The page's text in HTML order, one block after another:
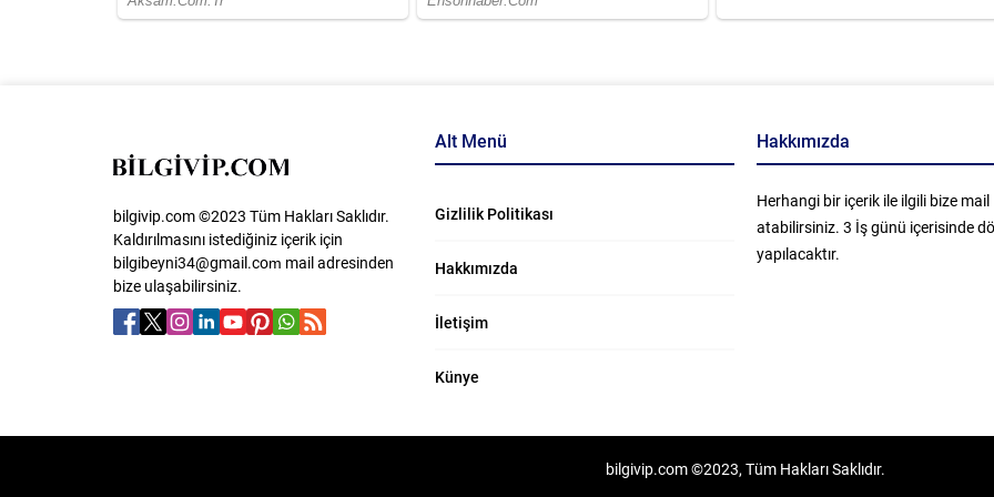
bilgivip.com ©2023 Tüm Hakları Saklıdır.
Kaldırılmasını istediğiniz içerik için
bilgibeyni34@gmail.com ​ mail adresinden
bize ulaşabilirsiniz.
Alt Menü
Gizlilik Politikası
Hakkımızda
İletişim
Künye
Hakkımızda
Herhangi bir içerik ile ilgili bize mail
atabilirsiniz. 3 İş günü içerisinde
yapılacaktır.
bilgivip.com ©2023, Tüm Hakları Saklıdır.